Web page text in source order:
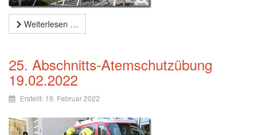
Weiterlesen …
25. Abschnitts-Atemschutzübung
19.02.2022
Erstellt: 19. Februar 2022